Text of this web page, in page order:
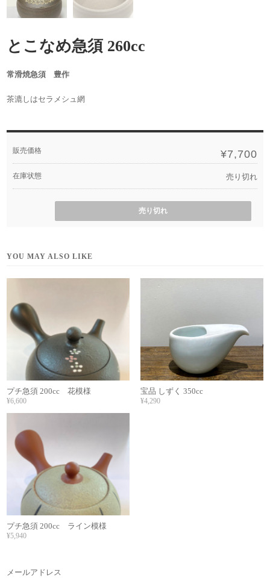
とこなめ急須 260cc
常滑焼急須 豊作
茶漉しはセラメシュ網
販売価格 ¥7,700
在庫状態 売り切れ
売り切れ
YOU MAY ALSO LIKE
プチ急須 200cc 花模様
¥6,600
宝品 しずく 350cc
¥4,290
プチ急須 200cc ライン模様
¥5,940
メールアドレス